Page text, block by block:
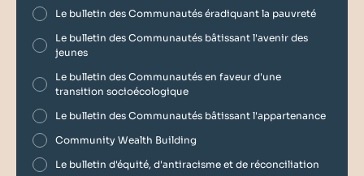
Le bulletin des Communautés éradiquant la pauvreté
Le bulletin des Communautés bâtissant l'avenir des
jeunes
Le bulletin des Communautés en faveur d'une
transition socioécologique
Le bulletin des Communautés bâtissant l'appartenance
Community Wealth Building
Le bulletin d'équité, d'antiracisme et de réconciliation